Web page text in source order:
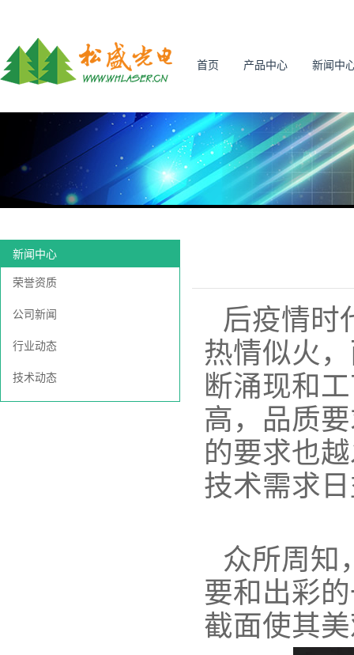
首页 产品中心 新闻中
新闻中心
荣誉资质
公司新闻
行业动态
技术动态
后疫情时
热情似火
断涌现和
高，品质
的要求也
技术需求
众所周知
要和出彩
截面使其